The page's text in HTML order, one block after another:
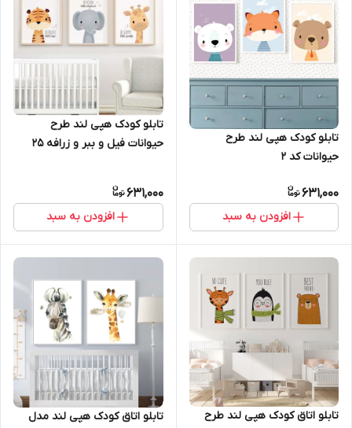
تابلو کودک هپی لند طرح
حیوانات کد 2
631,000
افزودن به سبد
تابلو کودک هپی لند طرح
حیوانات فیل و ببر و زرافه 25
631,000
افزودن به سبد
تابلو اتاق کودک هپی لند طرح
تابلو اتاق کودک هپی لند مدل